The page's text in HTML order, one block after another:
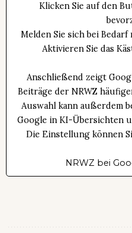
Klicken Sie auf den
Melden Sie sich bei
Aktivieren Sie das
Anschließend zeigt
Beiträge der NRWZ
Auswahl kann außerdem
Google in KI-Übersichten
Die Einstellung können
NRWZ bei